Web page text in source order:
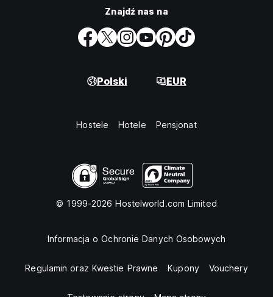
Znajdź nas na
Polski EUR
Hostele Hotele Pensjonat
© 1999-2026 Hostelworld.com Limited
Informacja o Ochronie Danych Osobowych
Regulamin oraz Kwestie Prawne Kupony Vouchery